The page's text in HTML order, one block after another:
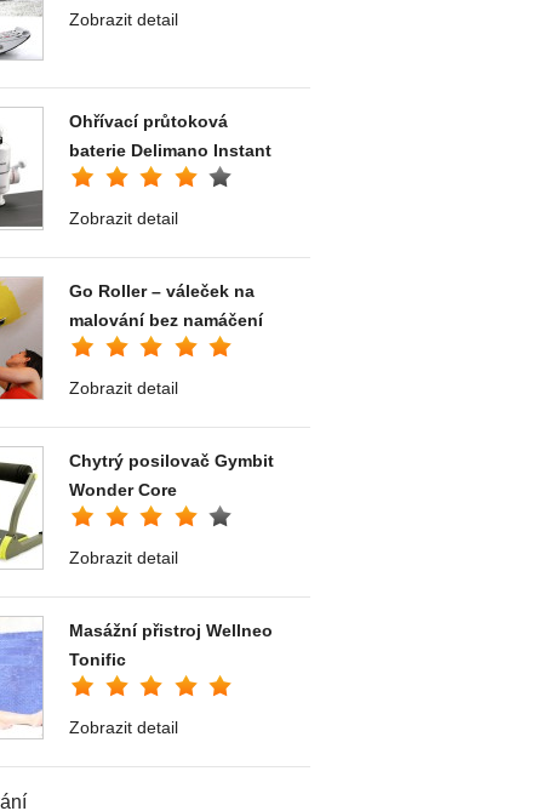
Zobrazit detail
Ohřívací průtoková
baterie Delimano Instant
Zobrazit detail
Go Roller – váleček na
malování bez namáčení
Zobrazit detail
Chytrý posilovač Gymbit
Wonder Core
Zobrazit detail
Masážní přistroj Wellneo
Tonific
Zobrazit detail